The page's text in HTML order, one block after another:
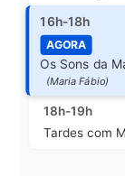
16h-18h
AGORA
Os Sons da
(Maria Fábio)
18h-19h
Tardes com